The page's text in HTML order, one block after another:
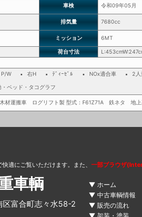
車検 令和09年05月
排気量 7680cc
ミッション 6MT
荷台寸法
P/W 右H ﾃﾞｨｰｾﾞﾙ NOx適合車 2人
ベッド・タコグラフ
材運搬車 ログリフト製 型式：F61Z71A 鉄ネタ
快適にご覧いただけます。また、 一部ブラウザ
車輌
富合町志々水58-2
ホーム
中古車輌情報
販売の流れ